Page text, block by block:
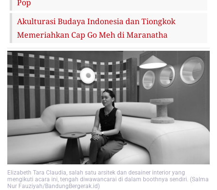
Pop
Akulturasi Budaya Indonesia dan Tiongkok
Memeriahkan Cap Go Meh di Maranatha
Elizabeth Tara Claudia, salah satu arsitek dan desainer interior yang
mengikuti acara ini, tengah diwawancarai di dalam boothnya sendiri. (Salma
Nur Fauziyah/BandungBergerak.id)